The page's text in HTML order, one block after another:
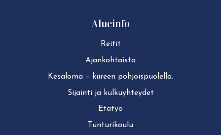
Alueinfo
Reitit
Ajan­koh­tais­ta
Kesäloma – kiireen pohjoispuolella.
Sijainti ja kul­ku­yh­tey­det
Etätyö
Tun­tu­ri­kou­lu